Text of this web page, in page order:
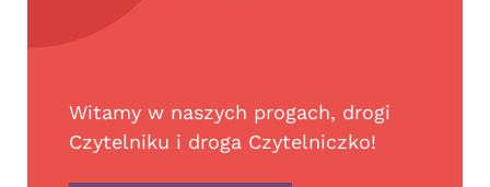
Witamy w naszych progach, drogi
Czytelniku i droga Czytelniczko!